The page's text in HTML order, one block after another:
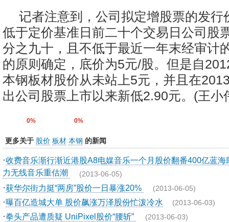
记者注意到，公司拟定增股票的发行
低于定价基准日前二十个交易日公司股
分之九十，且不低于最近一年末经审计
的原则确定，底价为5元/股。但是自
本钢板材股价从未站上5元，并且在
出公司股票上市以来新低2.90元。(王
0% 0%
更多关于 股价 板材 本钢 的新闻
·收费音乐渐行渐近港股A8电媒音乐一个月股价翻番400亿蓝海
力无线音乐重估潮 (2013-06-05)
·获华尔街力挺“两房”股价一日暴涨20% (2013-06-05)
·曝百亿造城大单 股价飙涨万泽股份忙泼冷水 (2013-06-03)
·拳头产品遭质疑 UniPixel股价“腰斩” (2013-06-03)